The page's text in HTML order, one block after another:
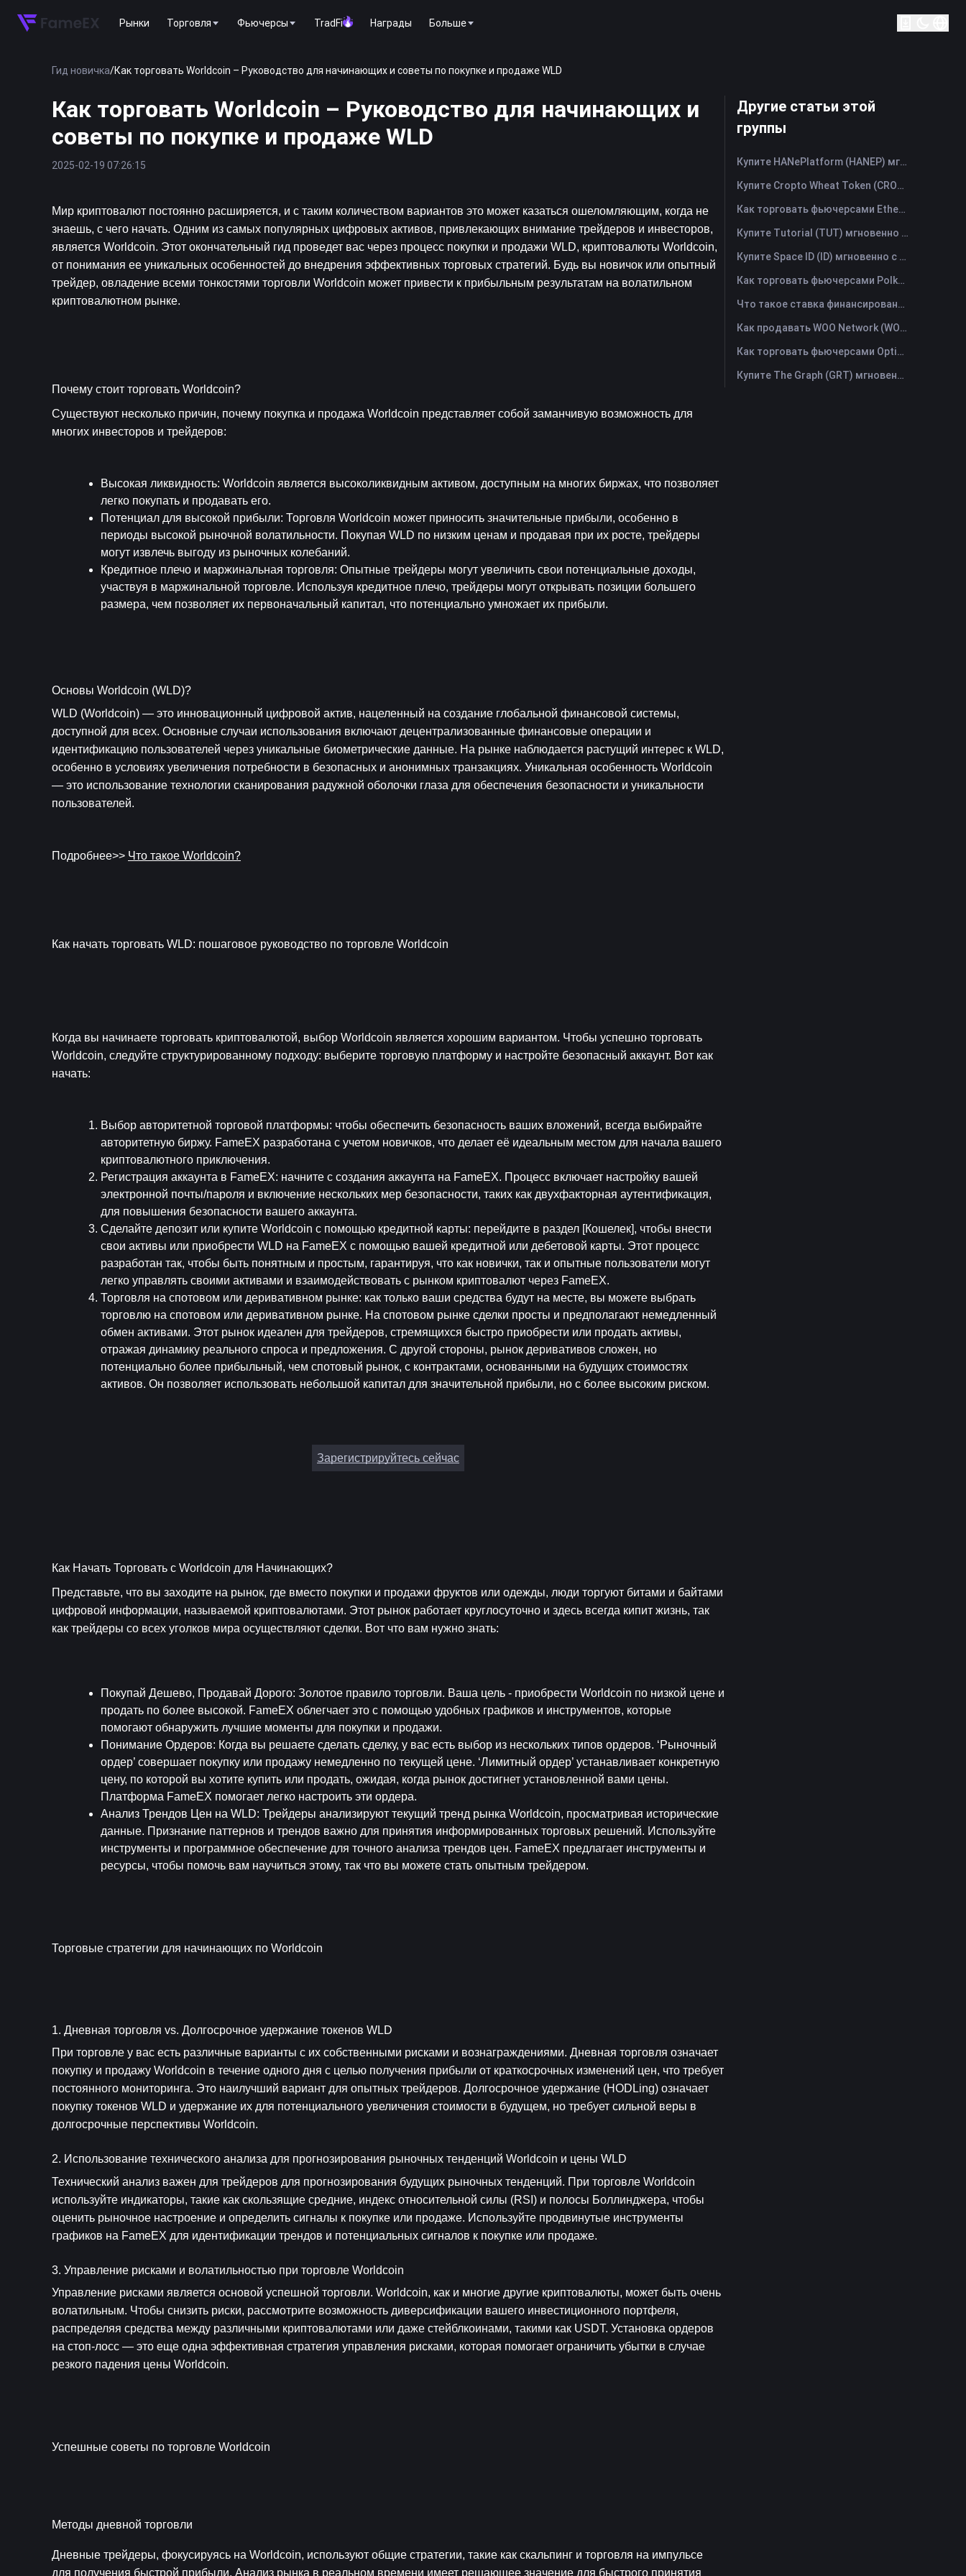
Рынки Торговля Фьючерсы TradFi Награды Больше
Гид новичка/Как торговать Worldcoin – Руководство для начинающих и советы по покупке и продаже WLD
Как торговать Worldcoin – Руководство для начинающих и
советы по покупке и продаже WLD
2025-02-19 07:26:15
Мир криптовалют постоянно расширяется, и с таким количеством вариантов это может казаться ошеломляющим, когда не
знаешь, с чего начать. Одним из самых популярных цифровых активов, привлекающих внимание трейдеров и инвесторов,
является Worldcoin. Этот окончательный гид проведет вас через процесс покупки и продажи WLD, криптовалюты Worldcoin,
от понимания ее уникальных особенностей до внедрения эффективных торговых стратегий. Будь вы новичок или опытный
трейдер, овладение всеми тонкостями торговли Worldcoin может привести к прибыльным результатам на волатильном
криптовалютном рынке.
Почему стоит торговать Worldcoin?
Существуют несколько причин, почему покупка и продажа Worldcoin представляет собой заманчивую возможность для
многих инвесторов и трейдеров:
Высокая ликвидность: Worldcoin является высоколиквидным активом, доступным на многих биржах, что позволяет
легко покупать и продавать его.
Потенциал для высокой прибыли: Торговля Worldcoin может приносить значительные прибыли, особенно в
периоды высокой рыночной волатильности. Покупая WLD по низким ценам и продавая при их росте, трейдеры
могут извлечь выгоду из рыночных колебаний.
Кредитное плечо и маржинальная торговля: Опытные трейдеры могут увеличить свои потенциальные доходы,
участвуя в маржинальной торговле. Используя кредитное плечо, трейдеры могут открывать позиции большего
размера, чем позволяет их первоначальный капитал, что потенциально умножает их прибыли.
Основы Worldcoin (WLD)?
WLD (Worldcoin) — это инновационный цифровой актив, нацеленный на создание глобальной финансовой системы,
доступной для всех. Основные случаи использования включают децентрализованные финансовые операции и
идентификацию пользователей через уникальные биометрические данные. На рынке наблюдается растущий интерес к WLD,
особенно в условиях увеличения потребности в безопасных и анонимных транзакциях. Уникальная особенность Worldcoin
— это использование технологии сканирования радужной оболочки глаза для обеспечения безопасности и уникальности
пользователей.
Подробнее>> Что такое Worldcoin?
Как начать торговать WLD: пошаговое руководство по торговле Worldcoin
Когда вы начинаете торговать криптовалютой, выбор Worldcoin является хорошим вариантом. Чтобы успешно торговать
Worldcoin, следуйте структурированному подходу: выберите торговую платформу и настройте безопасный аккаунт. Вот как
начать:
Выбор авторитетной торговой платформы: чтобы обеспечить безопасность ваших вложений, всегда выбирайте
авторитетную биржу. FameEX разработана с учетом новичков, что делает её идеальным местом для начала вашего
криптовалютного приключения.
Регистрация аккаунта в FameEX: начните с создания аккаунта на FameEX. Процесс включает настройку вашей
электронной почты/пароля и включение нескольких мер безопасности, таких как двухфакторная аутентификация,
для повышения безопасности вашего аккаунта.
Сделайте депозит или купите Worldcoin с помощью кредитной карты: перейдите в раздел [Кошелек], чтобы внести
свои активы или приобрести WLD на FameEX с помощью вашей кредитной или дебетовой карты. Этот процесс
разработан так, чтобы быть понятным и простым, гарантируя, что как новички, так и опытные пользователи могут
легко управлять своими активами и взаимодействовать с рынком криптовалют через FameEX.
Торговля на спотовом или деривативном рынке: как только ваши средства будут на месте, вы можете выбрать
торговлю на спотовом или деривативном рынке. На спотовом рынке сделки просты и предполагают немедленный
обмен активами. Этот рынок идеален для трейдеров, стремящихся быстро приобрести или продать активы,
отражая динамику реального спроса и предложения. С другой стороны, рынок деривативов сложен, но
потенциально более прибыльный, чем спотовый рынок, с контрактами, основанными на будущих стоимостях
активов. Он позволяет использовать небольшой капитал для значительной прибыли, но с более высоким риском.
Зарегистрируйтесь сейчас
Как Начать Торговать с Worldcoin для Начинающих?
Представьте, что вы заходите на рынок, где вместо покупки и продажи фруктов или одежды, люди торгуют битами и байтами
цифровой информации, называемой криптовалютами. Этот рынок работает круглосуточно и здесь всегда кипит жизнь, так
как трейдеры со всех уголков мира осуществляют сделки. Вот что вам нужно знать:
Покупай Дешево, Продавай Дорого: Золотое правило торговли. Ваша цель - приобрести Worldcoin по низкой цене и
продать по более высокой. FameEX облегчает это с помощью удобных графиков и инструментов, которые
помогают обнаружить лучшие моменты для покупки и продажи.
Понимание Ордеров: Когда вы решаете сделать сделку, у вас есть выбор из нескольких типов ордеров. ‘Рыночный
ордер’ совершает покупку или продажу немедленно по текущей цене. ‘Лимитный ордер’ устанавливает конкретную
цену, по которой вы хотите купить или продать, ожидая, когда рынок достигнет установленной вами цены.
Платформа FameEX помогает легко настроить эти ордера.
Анализ Трендов Цен на WLD: Трейдеры анализируют текущий тренд рынка Worldcoin, просматривая исторические
данные. Признание паттернов и трендов важно для принятия информированных торговых решений. Используйте
инструменты и программное обеспечение для точного анализа трендов цен. FameEX предлагает инструменты и
ресурсы, чтобы помочь вам научиться этому, так что вы можете стать опытным трейдером.
Торговые стратегии для начинающих по Worldcoin
1. Дневная торговля vs. Долгосрочное удержание токенов WLD
При торговле у вас есть различные варианты с их собственными рисками и вознаграждениями. Дневная торговля означает
покупку и продажу Worldcoin в течение одного дня с целью получения прибыли от краткосрочных изменений цен, что требует
постоянного мониторинга. Это наилучший вариант для опытных трейдеров. Долгосрочное удержание (HODLing) означает
покупку токенов WLD и удержание их для потенциального увеличения стоимости в будущем, но требует сильной веры в
долгосрочные перспективы Worldcoin.
2. Использование технического анализа для прогнозирования рыночных тенденций Worldcoin и цены WLD
Технический анализ важен для трейдеров для прогнозирования будущих рыночных тенденций. При торговле Worldcoin
используйте индикаторы, такие как скользящие средние, индекс относительной силы (RSI) и полосы Боллинджера, чтобы
оценить рыночное настроение и определить сигналы к покупке или продаже. Используйте продвинутые инструменты
графиков на FameEX для идентификации трендов и потенциальных сигналов к покупке или продаже.
3. Управление рисками и волатильностью при торговле Worldcoin
Управление рисками является основой успешной торговли. Worldcoin, как и многие другие криптовалюты, может быть очень
волатильным. Чтобы снизить риски, рассмотрите возможность диверсификации вашего инвестиционного портфеля,
распределяя средства между различными криптовалютами или даже стейблкоинами, такими как USDT. Установка ордеров
на стоп-лосс — это еще одна эффективная стратегия управления рисками, которая помогает ограничить убытки в случае
резкого падения цены Worldcoin.
Успешные советы по торговле Worldcoin
Методы дневной торговли
Дневные трейдеры, фокусируясь на Worldcoin, используют общие стратегии, такие как скальпинг и торговля на импульсе
для получения быстрой прибыли. Анализ рынка в реальном времени имеет решающее значение для быстрого принятия
Другие статьи этой
группы
Купите HANePlatform (HANEP) мгновенно с помощью кредитной или дебетовой карты
Купите Cropto Wheat Token (CROW) мгновенно с помощью кредитной или дебетовой карты
Как торговать фьючерсами Ethena (ENA): Полное руководство для начинающих
Купите Tutorial (TUT) мгновенно с помощью кредитной или дебетовой карты
Купите Space ID (ID) мгновенно с помощью кредитной или дебетовой карты
Как торговать фьючерсами Polkadot (DOT): Полное руководство для начинающих
Что такое ставка финансирования? Понимание рыночных сигналов и распространённых злоупотреблений
Как продавать WOO Network (WOO)? | FameEX
Как торговать фьючерсами Optimism (OP): Полное руководство для начинающих
Купите The Graph (GRT) мгновенно с помощью кредитной или дебетовой карты